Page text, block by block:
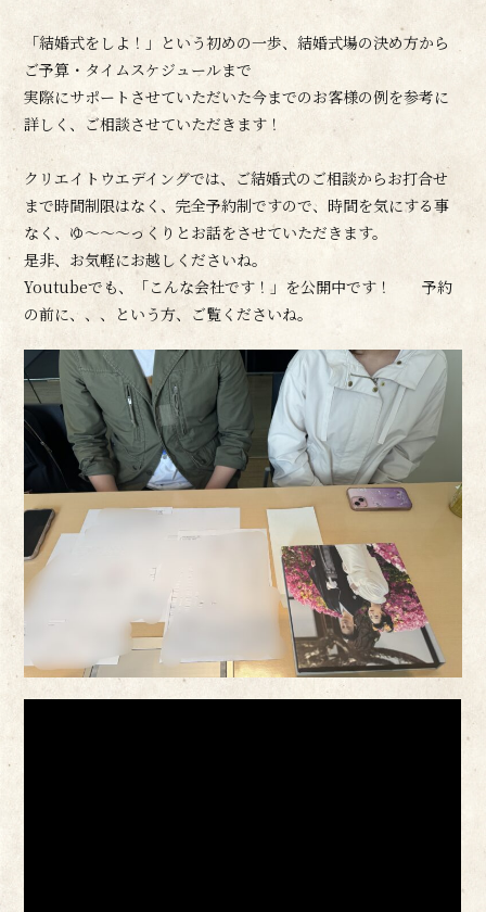
「結婚式をしよ！」という初めの一歩、結婚式場の決め方から
ご予算・タイムスケジュールまで
実際にサポートさせていただいた今までのお客様の例を参考に
詳しく、ご相談させていただきます！
クリエイトウエデイングでは、ご結婚式のご相談からお打合せ
まで時間制限はなく、完全予約制ですので、時間を気にする事
なく、ゆ～～～っくりとお話をさせていただきます。
是非、お気軽にお越しくださいね。
Youtubeでも、「こんな会社です！」を公開中です！ 予約
の前に、、、という方、ご覧くださいね。